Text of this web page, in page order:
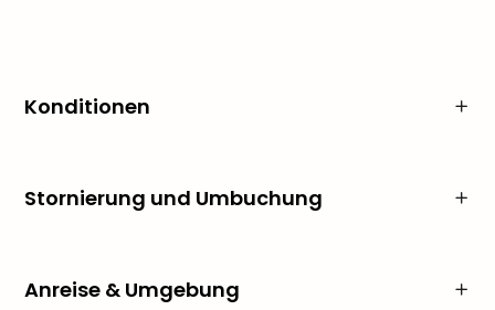
Konditionen
Stornierung und Umbuchung
Anreise & Umgebung